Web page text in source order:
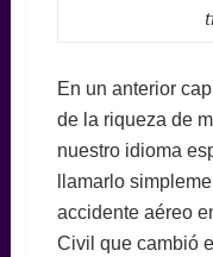
En un anterior
de la riqueza de
nuestro idioma
llamarlo
accidente aéreo
Civil que cambió